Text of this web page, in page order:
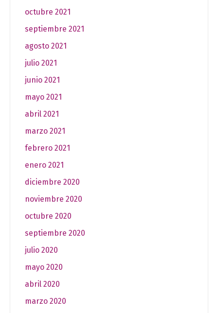
octubre 2021
septiembre 2021
agosto 2021
julio 2021
junio 2021
mayo 2021
abril 2021
marzo 2021
febrero 2021
enero 2021
diciembre 2020
noviembre 2020
octubre 2020
septiembre 2020
julio 2020
mayo 2020
abril 2020
marzo 2020